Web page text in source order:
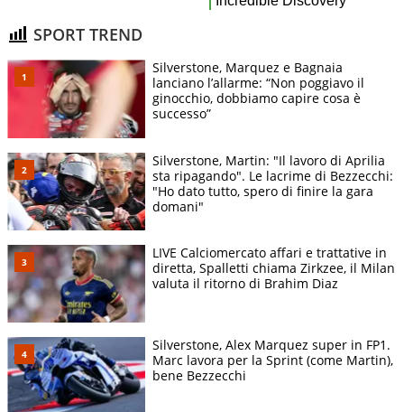
SPORT TREND
Silverstone, Marquez e Bagnaia
lanciano l’allarme: “Non poggiavo il
ginocchio, dobbiamo capire cosa è
successo”
Silverstone, Martin: "Il lavoro di Aprilia
sta ripagando". Le lacrime di Bezzecchi:
"Ho dato tutto, spero di finire la gara
domani"
LIVE Calciomercato affari e trattative in
diretta, Spalletti chiama Zirkzee, il Milan
valuta il ritorno di Brahim Diaz
Silverstone, Alex Marquez super in FP1.
Marc lavora per la Sprint (come Martin),
bene Bezzecchi